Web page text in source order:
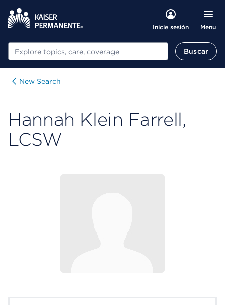
Inicie sesión Menu
Buscar Buscar
New Search
Hannah Klein Farrell,
LCSW